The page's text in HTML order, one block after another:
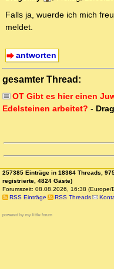
Falls ja, wuerde ich mich
meldet.
antworten
gesamter Thread:
OT Gibt es hier einen
Edelsteinen arbeitet? -
257385 Einträge in 18364 Threads,
registrierte, 4824 Gäste)
Forumszeit: 08.08.2026, 16:38 (Europe/
RSS Einträge
RSS Threads
powered by my little forum